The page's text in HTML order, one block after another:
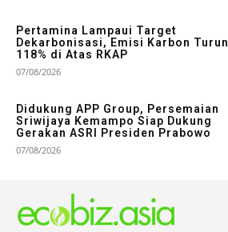
Pertamina Lampaui Target
Dekarbonisasi, Emisi Karbon Turun
118% di Atas RKAP
07/08/2026
Didukung APP Group, Persemaian
Sriwijaya Kemampo Siap Dukung
Gerakan ASRI Presiden Prabowo
07/08/2026